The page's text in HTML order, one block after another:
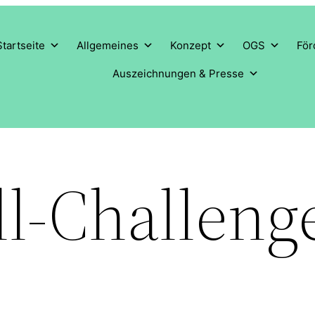
Allgemeines Konzept OGS
Auszeichnungen & Presse